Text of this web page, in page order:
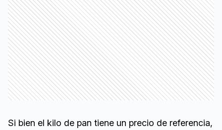
Si bien el kilo de pan tiene un precio de referencia,